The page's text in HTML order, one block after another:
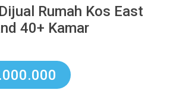
Rumah Kos East
40+ Kamar